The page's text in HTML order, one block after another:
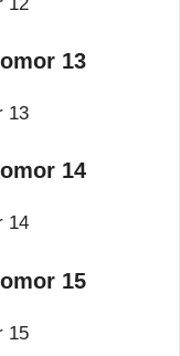
13
14
15